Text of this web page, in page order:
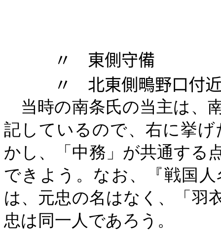
〃 東側守備
〃 北東側鴫野口付近
当時の南条氏の当主は、
記しているので、右に挙
かし、「中務」が共通する
できよう。なお、『戦国
は、元忠の名はなく、「羽
忠は同一人であろう。